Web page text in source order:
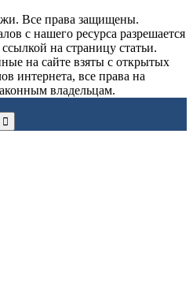
Все права защищены.
с нашего ресурса разрешается
на страницу статьи.
на сайте взяты с открытых
интернета, все права на
владельцам.